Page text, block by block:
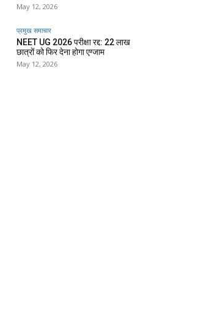
May 12, 2026
प्रमुख समाचार‎
NEET UG 2026 परीक्षा रद्द: 22 लाख
छात्रों को फिर देना होगा एग्जाम
May 12, 2026